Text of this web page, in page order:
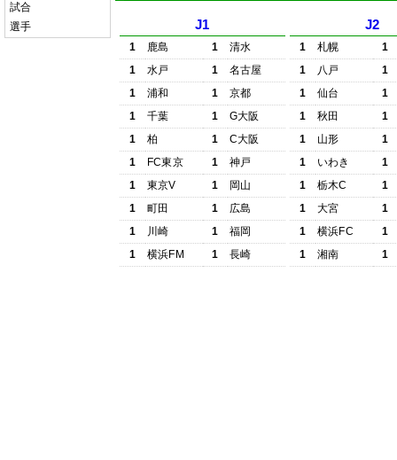
試合
選手
J1
1 鹿島 1
清水
1
水戸 1
名古屋
1
浦和 1
京都
1
千葉 1
G大阪
1
柏 1
C大阪
1
FC東京 1
神戸
1
東京V 1
岡山
1
町田 1
広島
1
川崎 1
福岡
1
横浜FM 1 長崎
J2
1 札幌
1
1
八戸
1
1
仙台
1
1
秋田
1
1
山形
1
1
いわき
1
1
栃木C
1
1
大宮
1
1
横浜FC
1
1
湘南 1